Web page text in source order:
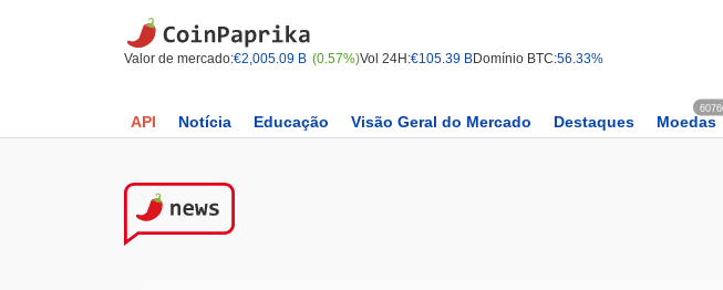
Valor de mercado:€2,005.09 B (0.57%)Vol 24H:€105.39 BDomínio BTC:56.33%
API Notícia Educação Visão Geral do Mercado Destaques Moedas